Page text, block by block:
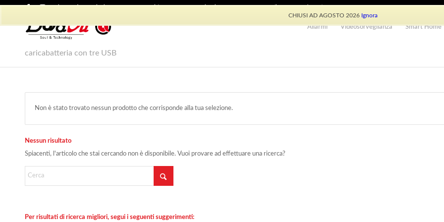
CHIUSI AD AGOSTO 2026 Ignora
Allarmi Videosorveglianza Smart Home
caricabatteria con tre USB
Non è stato trovato nessun prodotto che corrisponde alla tua selezione.
Nessun risultato
Spiacenti, l'articolo che stai cercando non è disponibile. Vuoi provare ad effettuare una ricerca?
Per risultati di ricerca migliori, segui i seguenti suggerimenti: